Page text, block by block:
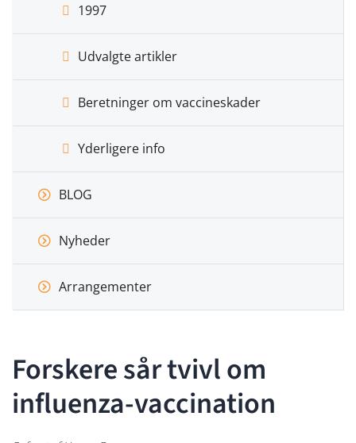
1997
Udvalgte artikler
Beretninger om vaccineskader
Yderligere info
BLOG
Nyheder
Arrangementer
Forskere sår tvivl om
influenza-vaccination